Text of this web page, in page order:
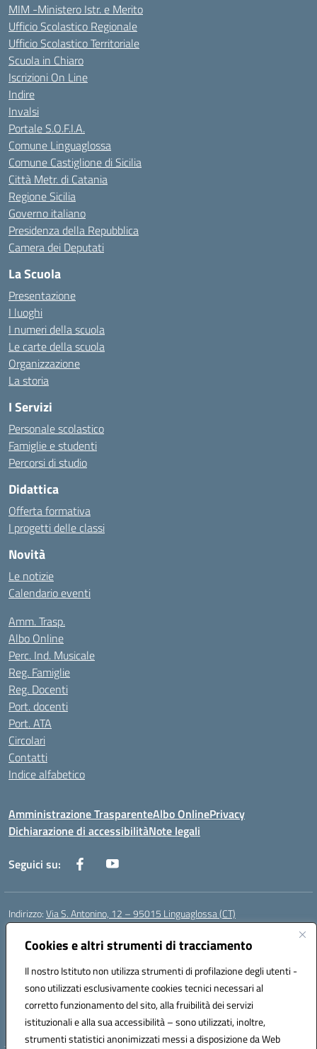
Cookies e altri strumenti di tracciamento
Il nostro Istituto non utilizza strumenti di profilazione degli utenti -
sono utilizzati esclusivamente cookies tecnici necessari al
corretto funzionamento del sito, alla fruibilità dei servizi
istituzionali e alla sua accessibilità – sono utilizzati, inoltre,
strumenti statistici anonimizzati messi a disposizione da Web
MIM -Ministero Istr. e Merito
Ufficio Scolastico Regionale
Ufficio Scolastico Territoriale
Scuola in Chiaro
Iscrizioni On Line
Indire
Invalsi
Portale S.O.F.I.A.
Comune Linguaglossa
Comune Castiglione di Sicilia
Città Metr. di Catania
Regione Sicilia
Governo italiano
Presidenza della Repubblica
Camera dei Deputati
La Scuola
Presentazione
I luoghi
I numeri della scuola
Le carte della scuola
Organizzazione
La storia
I Servizi
Personale scolastico
Famiglie e studenti
Percorsi di studio
Didattica
Offerta formativa
I progetti delle classi
Novità
Le notizie
Calendario eventi
Amm. Trasp.
Albo Online
Perc. Ind. Musicale
Reg. Famiglie
Reg. Docenti
Port. docenti
Port. ATA
Circolari
Contatti
Indice alfabetico
Amministrazione TrasparenteAlbo OnlinePrivacy
Dichiarazione di accessibilitàNote legali
Seguici su:
Indirizzo:Via S. Antonino, 12 – 95015 Linguaglossa (CT)
Centralino:
Posta elettronica certificata (PEC):ctic83200r@pec.istruzione.it
Codice fiscale: 83002470876
Codice meccanografico:CTIC83200R
Codice Indice delle Pubbliche Amministrazioni (IPA): istsc_CTIC83200R
Codice unico di fatturazione (CUF): UF7TEB